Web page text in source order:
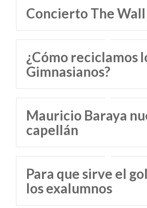
Concierto The Wall
¿Cómo reciclamos
Gimnasianos?
Mauricio Baraya
capellán
Para que sirve el
los exalumnos